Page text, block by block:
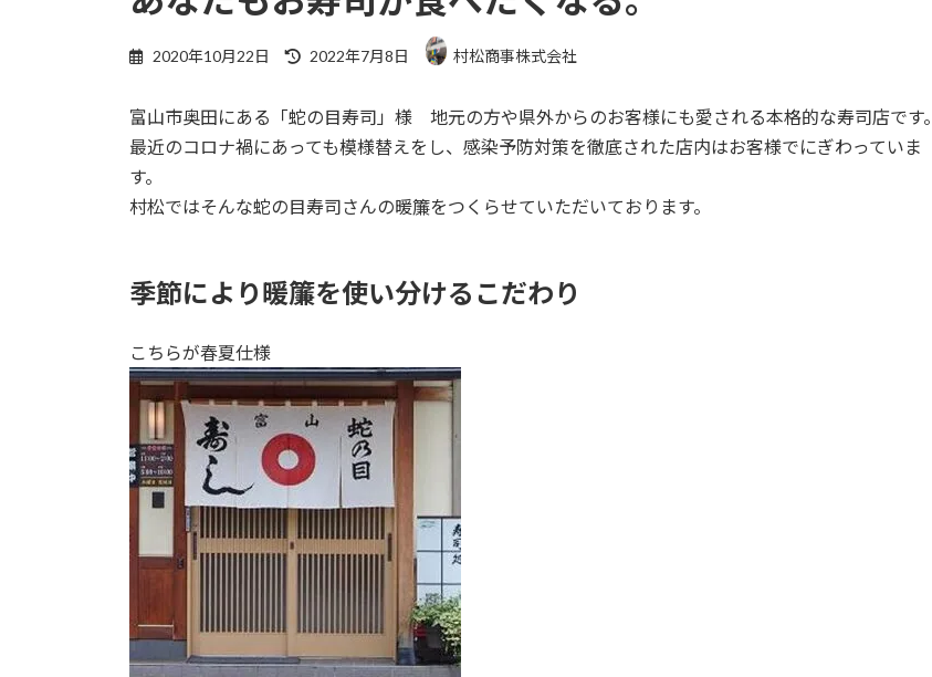
2020年10月22日
終
新
時
2022年7月8日 村松商事株式会社
富山市奥田にある「蛇の目寿司」様 地元の方や県外からのお客様にも愛される本格的な寿司店です。
最近のコロナ禍にあっても模様替えをし、感染予防対策を徹底された店内はお客様でにぎわっていま
す。
村松ではそんな蛇の目寿司さんの暖簾をつくらせていただいております。
季節により暖簾を使い分けるこだわり
こちらが春夏仕様